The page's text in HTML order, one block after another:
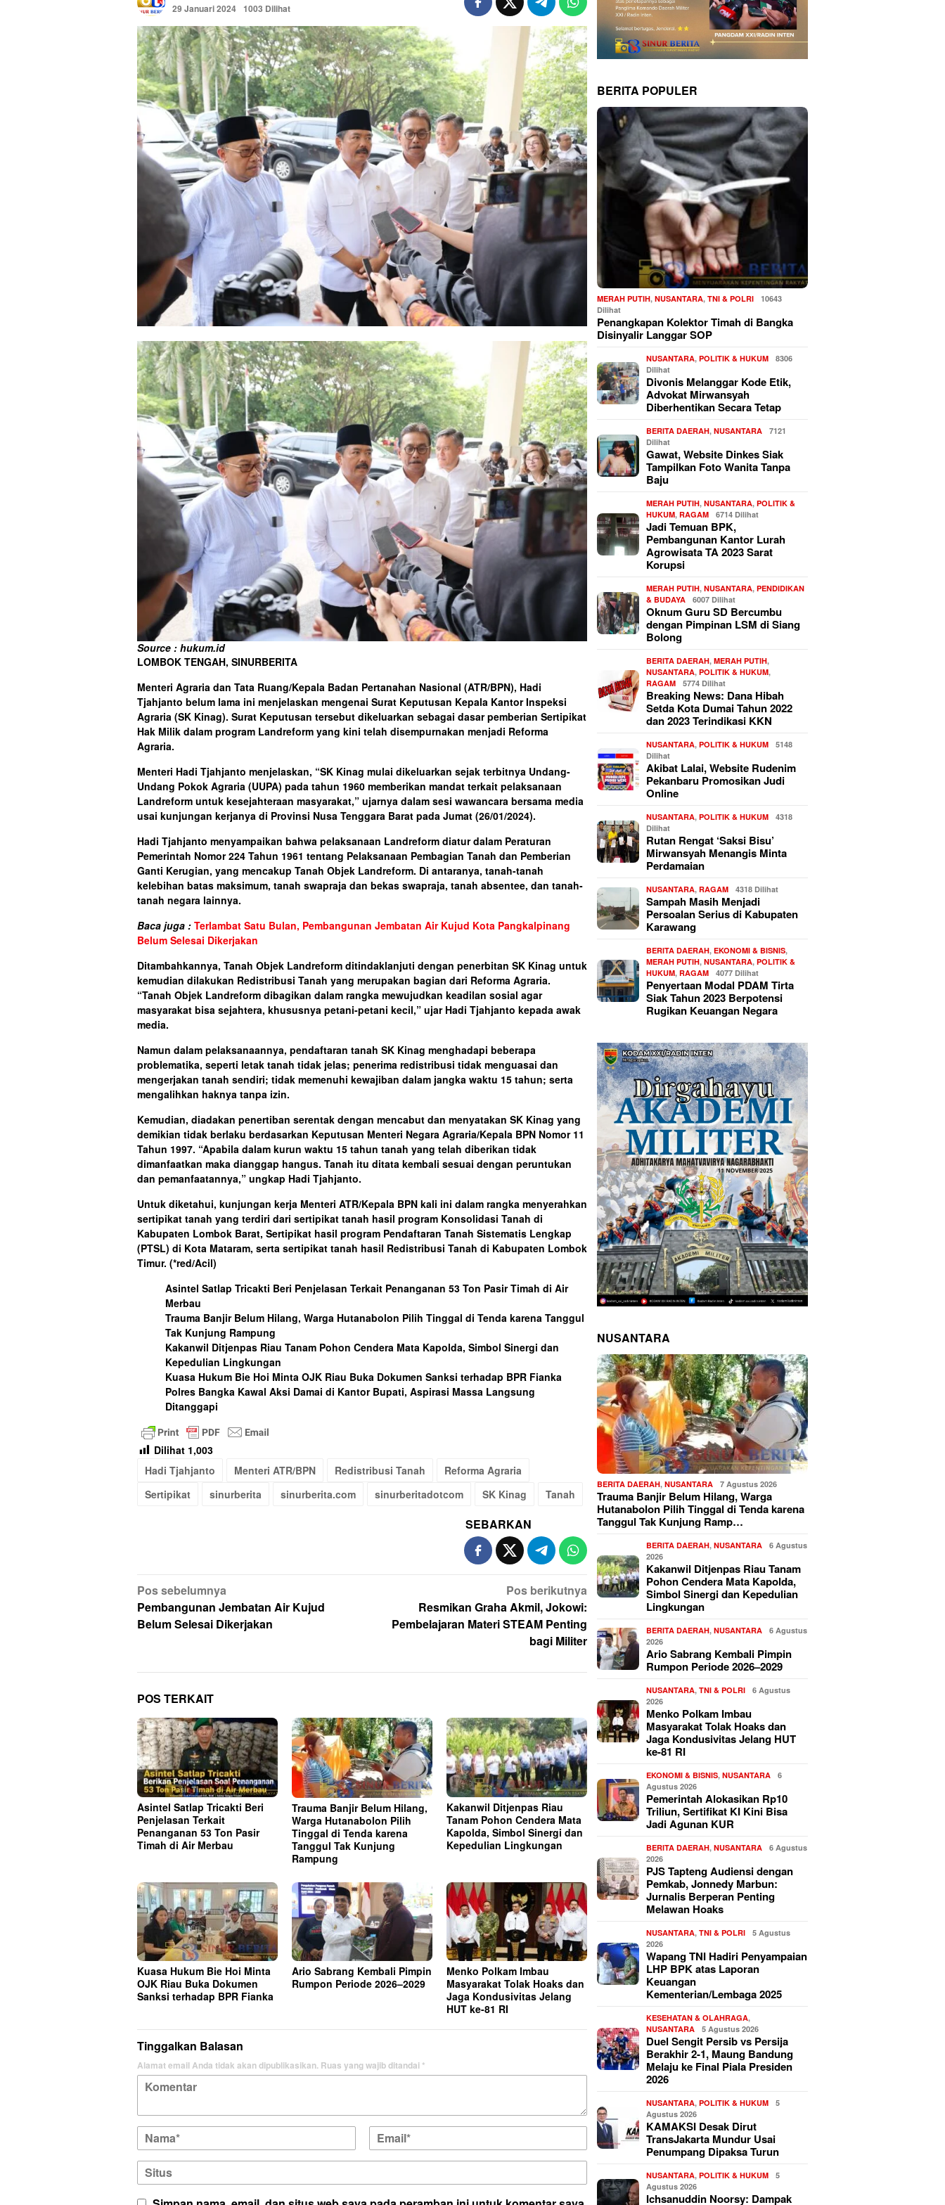
29 Januari 2024 1003 Dilihat
Source : hukum.id
LOMBOK TENGAH, SINURBERITA
Menteri Agraria dan Tata Ruang/Kepala Badan Pertanahan Nasional (ATR/BPN), Hadi
Tjahjanto belum lama ini menjelaskan mengenai Surat Keputusan Kepala Kantor Inspeksi
Agraria (SK Kinag). Surat Keputusan tersebut dikeluarkan sebagai dasar pemberian Sertipikat
Hak Milik dalam program Landreform yang kini telah disempurnakan menjadi Reforma
Agraria.
Menteri Hadi Tjahjanto menjelaskan, “SK Kinag mulai dikeluarkan sejak terbitnya Undang-
Undang Pokok Agraria (UUPA) pada tahun 1960 memberikan mandat terkait pelaksanaan
Landreform untuk kesejahteraan masyarakat,” ujarnya dalam sesi wawancara bersama media
usai kunjungan kerjanya di Provinsi Nusa Tenggara Barat pada Jumat (26/01/2024).
Hadi Tjahjanto menyampaikan bahwa pelaksanaan Landreform diatur dalam Peraturan
Pemerintah Nomor 224 Tahun 1961 tentang Pelaksanaan Pembagian Tanah dan Pemberian
Ganti Kerugian, yang mencakup Tanah Objek Landreform. Di antaranya, tanah-tanah
kelebihan batas maksimum, tanah swapraja dan bekas swapraja, tanah absentee, dan tanah-
tanah negara lainnya.
Baca juga : Terlambat Satu Bulan, Pembangunan Jembatan Air Kujud Kota Pangkalpinang
Belum Selesai Dikerjakan
Ditambahkannya, Tanah Objek Landreform ditindaklanjuti dengan penerbitan SK Kinag untuk
kemudian dilakukan Redistribusi Tanah yang merupakan bagian dari Reforma Agraria.
“Tanah Objek Landreform dibagikan dalam rangka mewujudkan keadilan sosial agar
masyarakat bisa sejahtera, khususnya petani-petani kecil,” ujar Hadi Tjahjanto kepada awak
media.
Namun dalam pelaksanaannya, pendaftaran tanah SK Kinag menghadapi beberapa
problematika, seperti letak tanah tidak jelas; penerima redistribusi tidak menguasai dan
mengerjakan tanah sendiri; tidak memenuhi kewajiban dalam jangka waktu 15 tahun; serta
mengalihkan haknya tanpa izin.
Kemudian, diadakan penertiban serentak dengan mencabut dan menyatakan SK Kinag yang
demikian tidak berlaku berdasarkan Keputusan Menteri Negara Agraria/Kepala BPN Nomor 11
Tahun 1997. “Apabila dalam kurun waktu 15 tahun tanah yang telah diberikan tidak
dimanfaatkan maka dianggap hangus. Tanah itu ditata kembali sesuai dengan peruntukan
dan pemanfaatannya,” ungkap Hadi Tjahjanto.
Untuk diketahui, kunjungan kerja Menteri ATR/Kepala BPN kali ini dalam rangka menyerahkan
sertipikat tanah yang terdiri dari sertipikat tanah hasil program Konsolidasi Tanah di
Kabupaten Lombok Barat, Sertipikat hasil program Pendaftaran Tanah Sistematis Lengkap
(PTSL) di Kota Mataram, serta sertipikat tanah hasil Redistribusi Tanah di Kabupaten Lombok
Timur. (*red/Acil)
Asintel Satlap Tricakti Beri Penjelasan Terkait Penanganan 53 Ton Pasir Timah di Air
Merbau
Trauma Banjir Belum Hilang, Warga Hutanabolon Pilih Tinggal di Tenda karena Tanggul
Tak Kunjung Rampung
Kakanwil Ditjenpas Riau Tanam Pohon Cendera Mata Kapolda, Simbol Sinergi dan
Kepedulian Lingkungan
Kuasa Hukum Bie Hoi Minta OJK Riau Buka Dokumen Sanksi terhadap BPR Fianka
Polres Bangka Kawal Aksi Damai di Kantor Bupati, Aspirasi Massa Langsung
Ditanggapi
Dilihat 1,003
Hadi Tjahjanto
Menteri ATR/BPN Redistribusi Tanah
Reforma Agraria
Sertipikat
sinurberita sinurberita.com sinurberitadotcom SK Kinag Tanah
SEBARKAN
Navigasi
pos
Pos sebelumnya
Pembangunan Jembatan Air Kujud
Belum Selesai Dikerjakan
Pos berikutnya
Resmikan Graha Akmil, Jokowi:
Pembelajaran Materi STEAM Penting
bagi Militer
POS TERKAIT
Asintel Satlap Tricakti Beri
Penjelasan Terkait
Penanganan 53 Ton Pasir
Timah di Air Merbau
Trauma Banjir Belum Hilang,
Warga Hutanabolon Pilih
Tinggal di Tenda karena
Tanggul Tak Kunjung
Rampung
Kakanwil Ditjenpas Riau
Tanam Pohon Cendera Mata
Kapolda, Simbol Sinergi dan
Kepedulian Lingkungan
Kuasa Hukum Bie Hoi Minta
OJK Riau Buka Dokumen
Sanksi terhadap BPR Fianka
Ario Sabrang Kembali Pimpin
Rumpon Periode 2026–2029
Menko Polkam Imbau
Masyarakat Tolak Hoaks dan
Jaga Kondusivitas Jelang
HUT ke-81 RI
Tinggalkan Balasan
Alamat email Anda tidak akan dipublikasikan. Ruas yang wajib ditandai*
BERITA POPULER
MERAH PUTIH,NUSANTARA,TNI & POLRI
10643
Dilihat
Penangkapan Kolektor Timah di Bangka
Disinyalir Langgar SOP
NUSANTARA,POLITIK & HUKUM
8306
Dilihat
Divonis Melanggar Kode Etik,
Advokat Mirwansyah
Diberhentikan Secara Tetap
BERITA DAERAH,NUSANTARA
7121
Dilihat
Gawat, Website Dinkes Siak
Tampilkan Foto Wanita Tanpa
Baju
MERAH PUTIH,NUSANTARA,POLITIK &
HUKUM,RAGAM 6714 Dilihat
Jadi Temuan BPK,
Pembangunan Kantor Lurah
Agrowisata TA 2023 Sarat
Korupsi
MERAH PUTIH,NUSANTARA,PENDIDIKAN
& BUDAYA
6007 Dilihat
Oknum Guru SD Bercumbu
dengan Pimpinan LSM di Siang
Bolong
BERITA DAERAH,MERAH PUTIH,
NUSANTARA,POLITIK & HUKUM,
RAGAM
5774 Dilihat
Breaking News: Dana Hibah
Setda Kota Dumai Tahun 2022
dan 2023 Terindikasi KKN
NUSANTARA,POLITIK & HUKUM
5148
Dilihat
Akibat Lalai, Website Rudenim
Pekanbaru Promosikan Judi
Online
NUSANTARA,POLITIK & HUKUM
4318
Dilihat
Rutan Rengat ‘Saksi Bisu’
Mirwansyah Menangis Minta
Perdamaian
NUSANTARA,RAGAM 4318 Dilihat
Sampah Masih Menjadi
Persoalan Serius di Kabupaten
Karawang
BERITA DAERAH,EKONOMI & BISNIS,
MERAH PUTIH,NUSANTARA,POLITIK &
HUKUM,RAGAM 4077 Dilihat
Penyertaan Modal PDAM Tirta
Siak Tahun 2023 Berpotensi
Rugikan Keuangan Negara
NUSANTARA
BERITA DAERAH,NUSANTARA 7 Agustus 2026
Trauma Banjir Belum Hilang, Warga
Hutanabolon Pilih Tinggal di Tenda karena
Tanggul Tak Kunjung Ramp…
BERITA DAERAH,NUSANTARA
6 Agustus
2026
Kakanwil Ditjenpas Riau Tanam
Pohon Cendera Mata Kapolda,
Simbol Sinergi dan Kepedulian
Lingkungan
BERITA DAERAH,NUSANTARA
6 Agustus
2026
Ario Sabrang Kembali Pimpin
Rumpon Periode 2026–2029
NUSANTARA,TNI & POLRI
6 Agustus
2026
Menko Polkam Imbau
Masyarakat Tolak Hoaks dan
Jaga Kondusivitas Jelang HUT
ke-81 RI
EKONOMI & BISNIS,NUSANTARA
6
Agustus 2026
Pemerintah Alokasikan Rp10
Triliun, Sertifikat KI Kini Bisa
Jadi Agunan KUR
BERITA DAERAH,NUSANTARA
6 Agustus
2026
PJS Tapteng Audiensi dengan
Pemkab, Jonnedy Marbun:
Jurnalis Berperan Penting
Melawan Hoaks
NUSANTARA,TNI & POLRI
5 Agustus
2026
Wapang TNI Hadiri Penyampaian
LHP BPK atas Laporan
Keuangan
Kementerian/Lembaga 2025
KESEHATAN & OLAHRAGA,
NUSANTARA
5 Agustus 2026
Duel Sengit Persib vs Persija
Berakhir 2-1, Maung Bandung
Melaju ke Final Piala Presiden
2026
NUSANTARA,POLITIK & HUKUM
5
Agustus 2026
KAMAKSI Desak Dirut
TransJakarta Mundur Usai
Penumpang Dipaksa Turun
NUSANTARA,POLITIK & HUKUM
5
Agustus 2026
Ichsanuddin Noorsy: Dampak